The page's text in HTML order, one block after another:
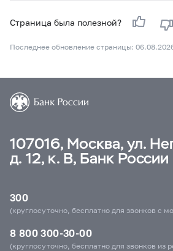
Страница была полезной?
Последнее обновление страницы:
107016, Москва, ул.
д. 12, к. В, Банк России
300
(круглосуточно, бесплатно для звонков с
8 800 300-30-00
(круглосуточно, бесплатно для звонков из